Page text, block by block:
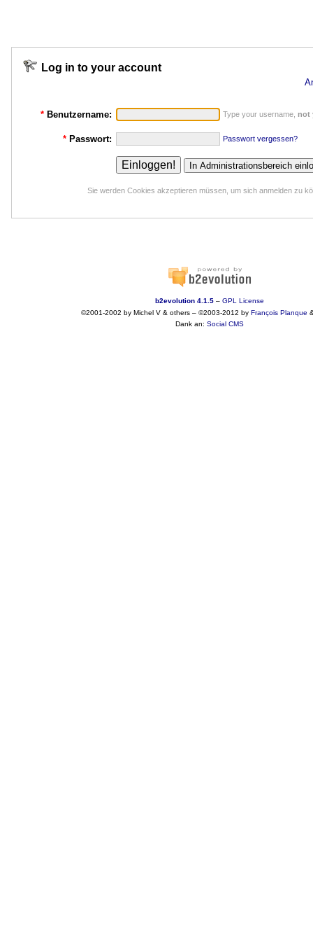
Log in to your account
* Benutzername: Type your username, not
* Passwort: Passwort vergessen?
Sie werden Cookies akzeptieren müssen, um sich anmelden zu
b2evolution 4.1.5 – GPL License
©2001-2002 by Michel V & others– ©2003-2012 by François Planque
Dank an: Social CMS